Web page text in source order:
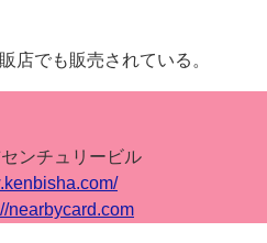
店でも販売されている。
ンチュリービル
nearbycard.com